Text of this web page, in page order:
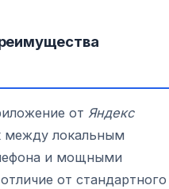
от Яндекс
между локальным
и мощными
от стандартного